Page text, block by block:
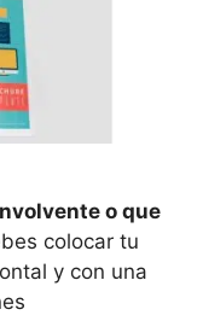
o que
colocar tu
y con una